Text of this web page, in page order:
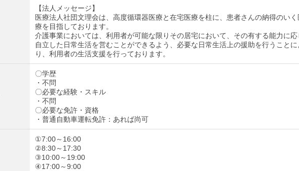
【法人メッセージ】
医療法人社団文理会は、高度循環器医療と在宅医療を柱に、患者さんの納得のいく
療を目指しております。
介護事業においては、利用者が可能な限りその居宅において、その有する能力に応
自立した日常生活を営むことができるよう、必要な日常生活上の援助を行うことに
り、利用者の生活支援を行っております。
〇学歴
・不問
〇必要な経験・スキル
・不問
〇必要な免許・資格
・普通自動車運転免許：あれば尚可
①7:00～16:00
②8:30～17:30
③10:00～19:00
④17:00～9:00